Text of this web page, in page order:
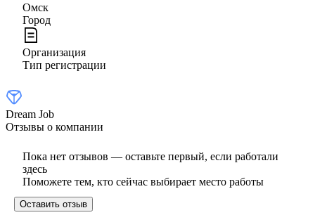
Омск
Город
Организация
Тип регистрации
Dream Job
Отзывы о компании
Пока нет отзывов — оставьте первый, если работали
здесь
Поможете тем, кто сейчас выбирает место работы
Оставить отзыв